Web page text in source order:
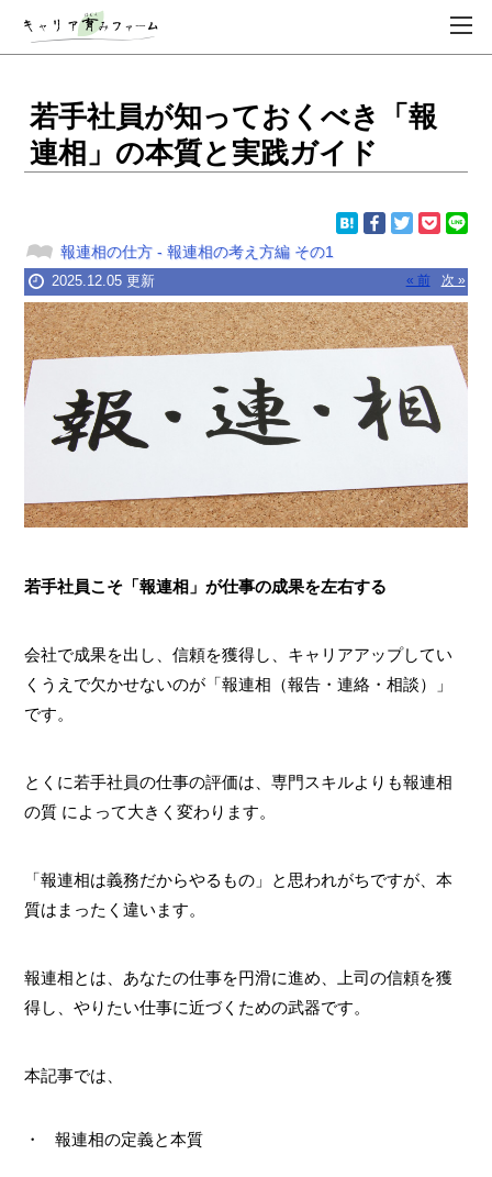
若手社員が知っておくべき「報
連相」の本質と実践ガイド
報連相の仕方 -報連相の考え方編 その1
2025.12.05 更新 次 »
« 前
若手社員こそ「報連相」が仕事の成果を左右する
会社で成果を出し、信頼を獲得し、キャリアアップしてい
くうえで欠かせないのが「報連相（報告・連絡・相談）」
です。
とくに若手社員の仕事の評価は、専門スキルよりも報連相
の質 によって大きく変わります。
「報連相は義務だからやるもの」と思われがちですが、本
質はまったく違います。
報連相とは、あなたの仕事を円滑に進め、上司の信頼を獲
得し、やりたい仕事に近づくための武器です。
本記事では、
報連相の定義と本質